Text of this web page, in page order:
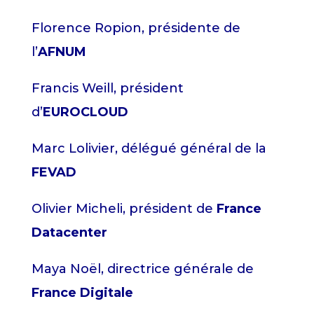
Florence Ropion, présidente de
l’AFNUM
Francis Weill, président
d’EUROCLOUD
Marc Lolivier, délégué général de la
FEVAD
Olivier Micheli, président de France
Datacenter
Maya Noël, directrice générale de
France Digitale